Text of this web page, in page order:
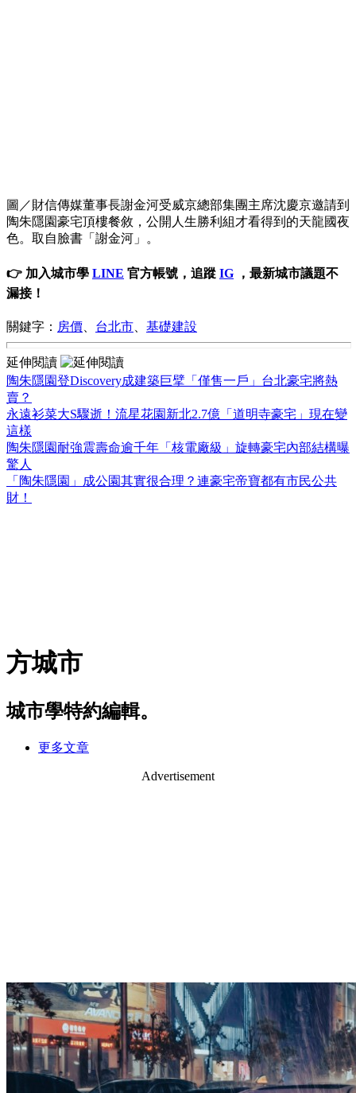
圖／財信傳媒董事長謝金河受威京總部集團主席沈慶京邀請到
陶朱隱園豪宅頂樓餐敘，公開人生勝利組才看得到的天龍國夜
色。取自臉書「謝金河」。
👉 加入城市學 LINE 官方帳號，追蹤 IG ，最新城市議題不
漏接！
關鍵字： 房價 台北市 基礎建設
延伸閱讀
陶朱隱園登Discovery成建築巨擘「僅售一戶」台北豪宅將熱
賣？
永遠衫菜大S驟逝！流星花園新北2.7億「道明寺豪宅」現在變
這樣
陶朱隱園耐強震壽命逾千年「核電廠級」旋轉豪宅內部結構曝
驚人
「陶朱隱園」成公園其實很合理？連豪宅帝寶都有市民公共
財！
方城市
城市學特約編輯。
更多文章
Advertisement